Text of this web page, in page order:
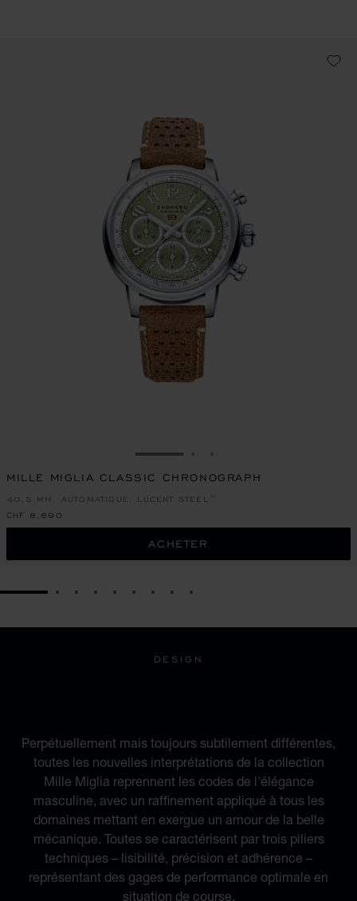
ALLER À LA DIAPOSITIVE 1
MILLE MIGLIA CLASSIC CHRONOGRAPH
40,5 MM, AUTOMATIQUE, LUCENT STEEL™
CHF 8,890
ACHETER
GO TO SLIDE 1GO TO SLIDE 2
GO TO SLIDE 3
GO TO SLIDE 4
GO TO SLIDE 5
GO TO SLIDE 6
GO TO SLIDE 7
GO TO SLIDE 8
GO TO SLIDE 9
DESIGN
Perpétuellement mais toujours subtilement différentes,
toutes les nouvelles interprétations de la collection
Mille Miglia reprennent les codes de l'élégance
masculine, avec un raffinement appliqué à tous les
domaines mettant en exergue un amour de la belle
mécanique. Toutes se caractérisent par trois piliers
techniques – lisibilité, précision et adhérence –
représentant des gages de performance optimale en
situation de course.